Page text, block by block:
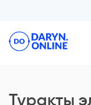
Тұрақты